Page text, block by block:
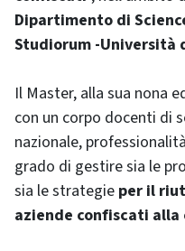
Dipartimento di
Studiorum -Università
Il Master, alla sua nona
con un corpo docenti di
nazionale,
grado di gestire sia le
sia le strategie per il
aziende confiscati